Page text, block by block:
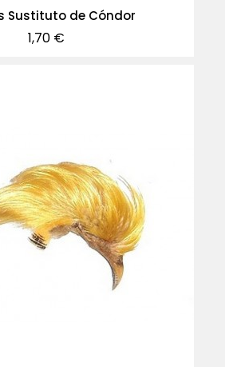
Sustituto de Cóndor
Precio
1,70 €